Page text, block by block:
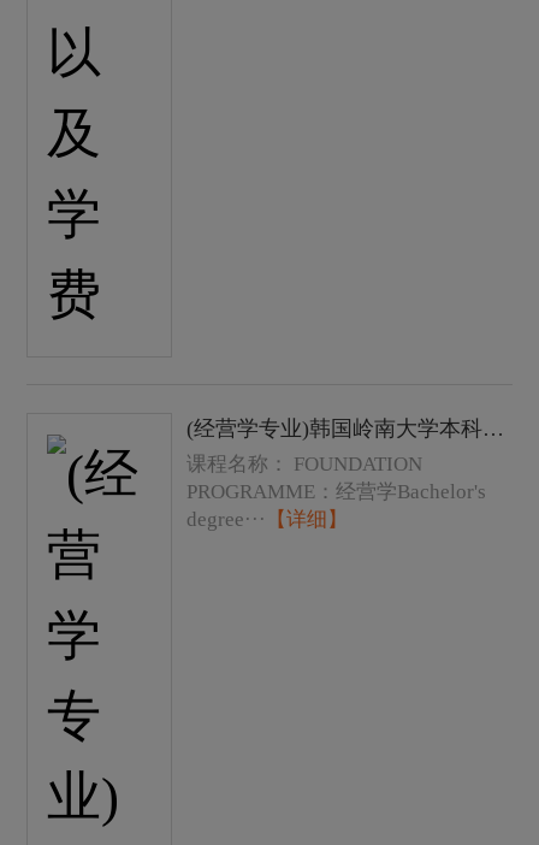
(经营学专业)韩国岭南大学本科学士学位课程费用以及学费
课程名称： FOUNDATION
PROGRAMME：经营学Bachelor's
degree···
【详细】